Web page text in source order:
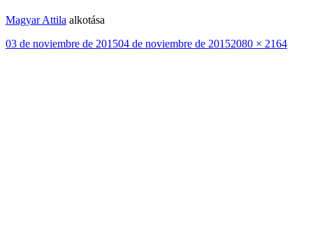
Magyar Attila alkotása
Publicado
03 de noviembre de 201504 de noviembre de 2015Tamaño
2080 × 2164